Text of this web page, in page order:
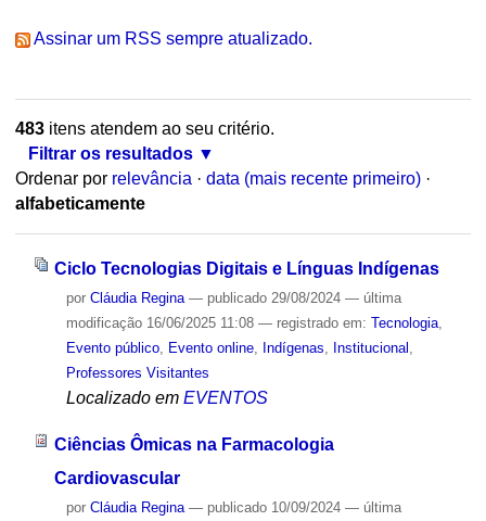
Assinar um RSS sempre atualizado.
483itens atendem ao seu critério.
Filtrar os resultados
Ordenar por relevância · data (mais recente primeiro) ·
alfabeticamente
Ciclo Tecnologias Digitais e Línguas Indígenas
por Cláudia Regina — publicado29/08/2024 — última
modificação16/06/2025 11:08 — registrado em: Tecnologia,
Evento público, Evento online, Indígenas Institucional
Professores Visitantes
Localizado em EVENTOS
Ciências Ômicas na Farmacologia
Cardiovascular
por Cláudia Regina — publicado10/09/2024 — última